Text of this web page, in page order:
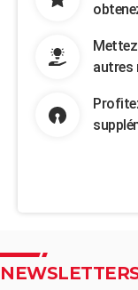
autres